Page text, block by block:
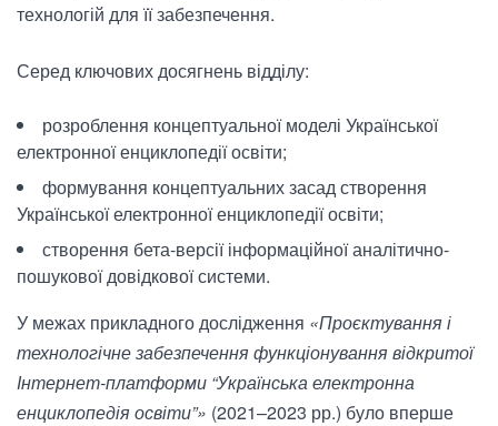
технологій для її забезпечення.
Серед ключових досягнень відділу:
розроблення концептуальної моделі Української
електронної енциклопедії освіти;
формування концептуальних засад створення
Української електронної енциклопедії освіти;
створення бета-версії інформаційної аналітично-
пошукової довідкової системи.
У межах прикладного дослідження «Проєктування і
технологічне забезпечення функціонування відкритої
Інтернет-платформи “Українська електронна
енциклопедія освіти”» (2021–2023 рр.) було вперше